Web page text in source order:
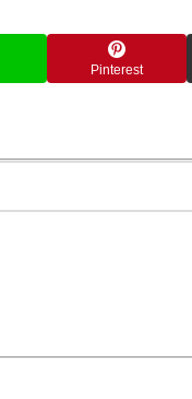
Pinterest